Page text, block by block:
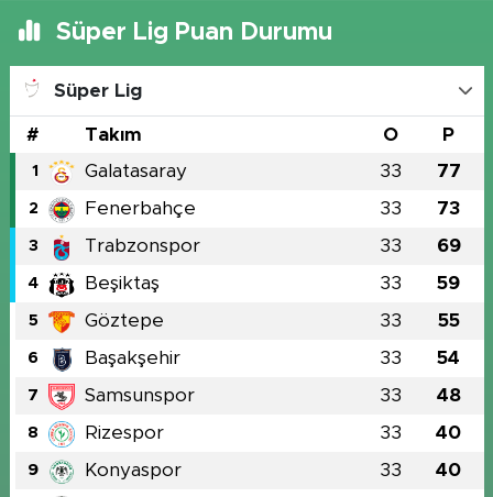
Süper Lig Puan Durumu
Süper Lig
# Takım O P
1 Galatasaray 33 77
2 Fenerbahçe 33 73
3 Trabzonspor 33 69
4 Beşiktaş 33 59
5 Göztepe 33 55
6 Başakşehir 33 54
7 Samsunspor 33 48
8 Rizespor 33 40
9 Konyaspor 33 40